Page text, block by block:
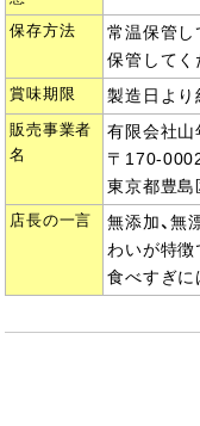
保存方法
常温保管し
保管してく
賞味期限 製造日より
販売事業者
名
有限会社山
〒170-
東京都豊
店長の一言
無添加、無
わいが特徴
食べすぎ